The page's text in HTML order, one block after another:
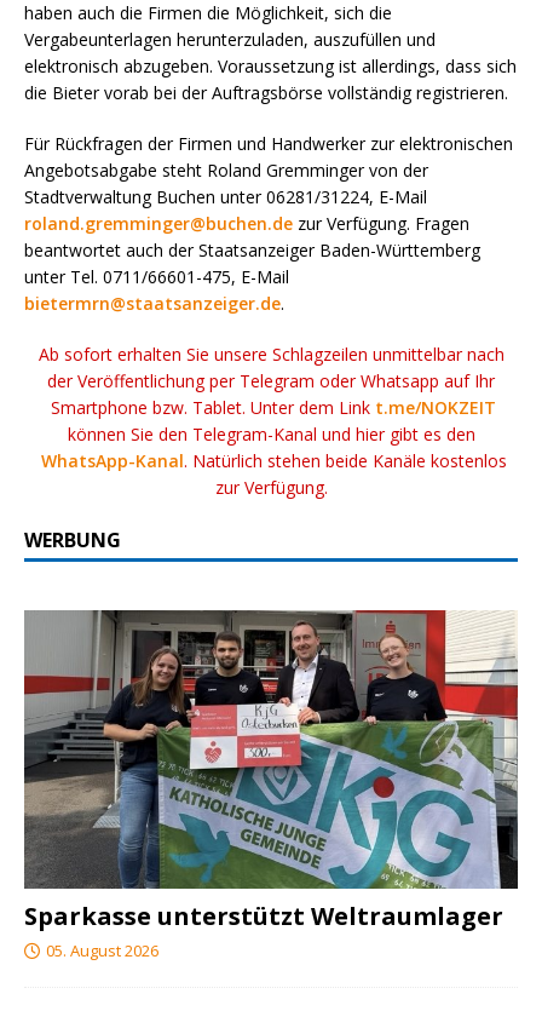
haben auch die Firmen die Möglichkeit, sich die
Vergabeunterlagen herunterzuladen, auszufüllen und
elektronisch abzugeben. Voraussetzung ist allerdings, dass sich
die Bieter vorab bei der Auftragsbörse vollständig registrieren.
Für Rückfragen der Firmen und Handwerker zur elektronischen
Angebotsabgabe steht Roland Gremminger von der
Stadtverwaltung Buchen unter 06281/31224, E-Mail
roland.gremminger@buchen.de zur Verfügung. Fragen
beantwortet auch der Staatsanzeiger Baden-Württemberg
unter Tel. 0711/66601-475, E-Mail
bietermrn@staatsanzeiger.de.
Ab sofort erhalten Sie unsere Schlagzeilen unmittelbar nach
der Veröffentlichung per Telegram oder Whatsapp auf Ihr
Smartphone bzw. Tablet. Unter dem Link t.me/NOKZEIT
können Sie den Telegram-Kanal und hier gibt es den
WhatsApp-Kanal. Natürlich stehen beide Kanäle kostenlos
zur Verfügung.
WERBUNG
Sparkasse unterstützt Weltraumlager
05. August 2026